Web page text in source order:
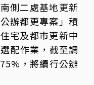
側二處基地更新
辦都更專案」積
宅及都市更新中
配作業，截至調
，將續行公辦